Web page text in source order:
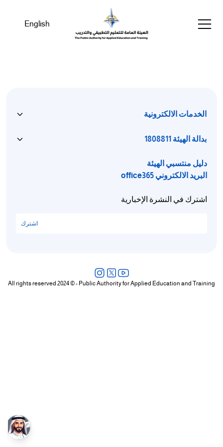
English
الخدمات الالكترونية
بدالة الهيئة 1808811
دليل منتسبي الهيئة
البريد الالكتروني office365
اشترك في النشرة الإخبارية
اشترك
All rights reserved 2024 © - Public Authority for Applied Education and Training